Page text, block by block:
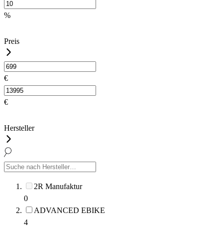
%
Preis
€
€
Hersteller
2R Manufaktur
0
ADVANCED EBIKE
4